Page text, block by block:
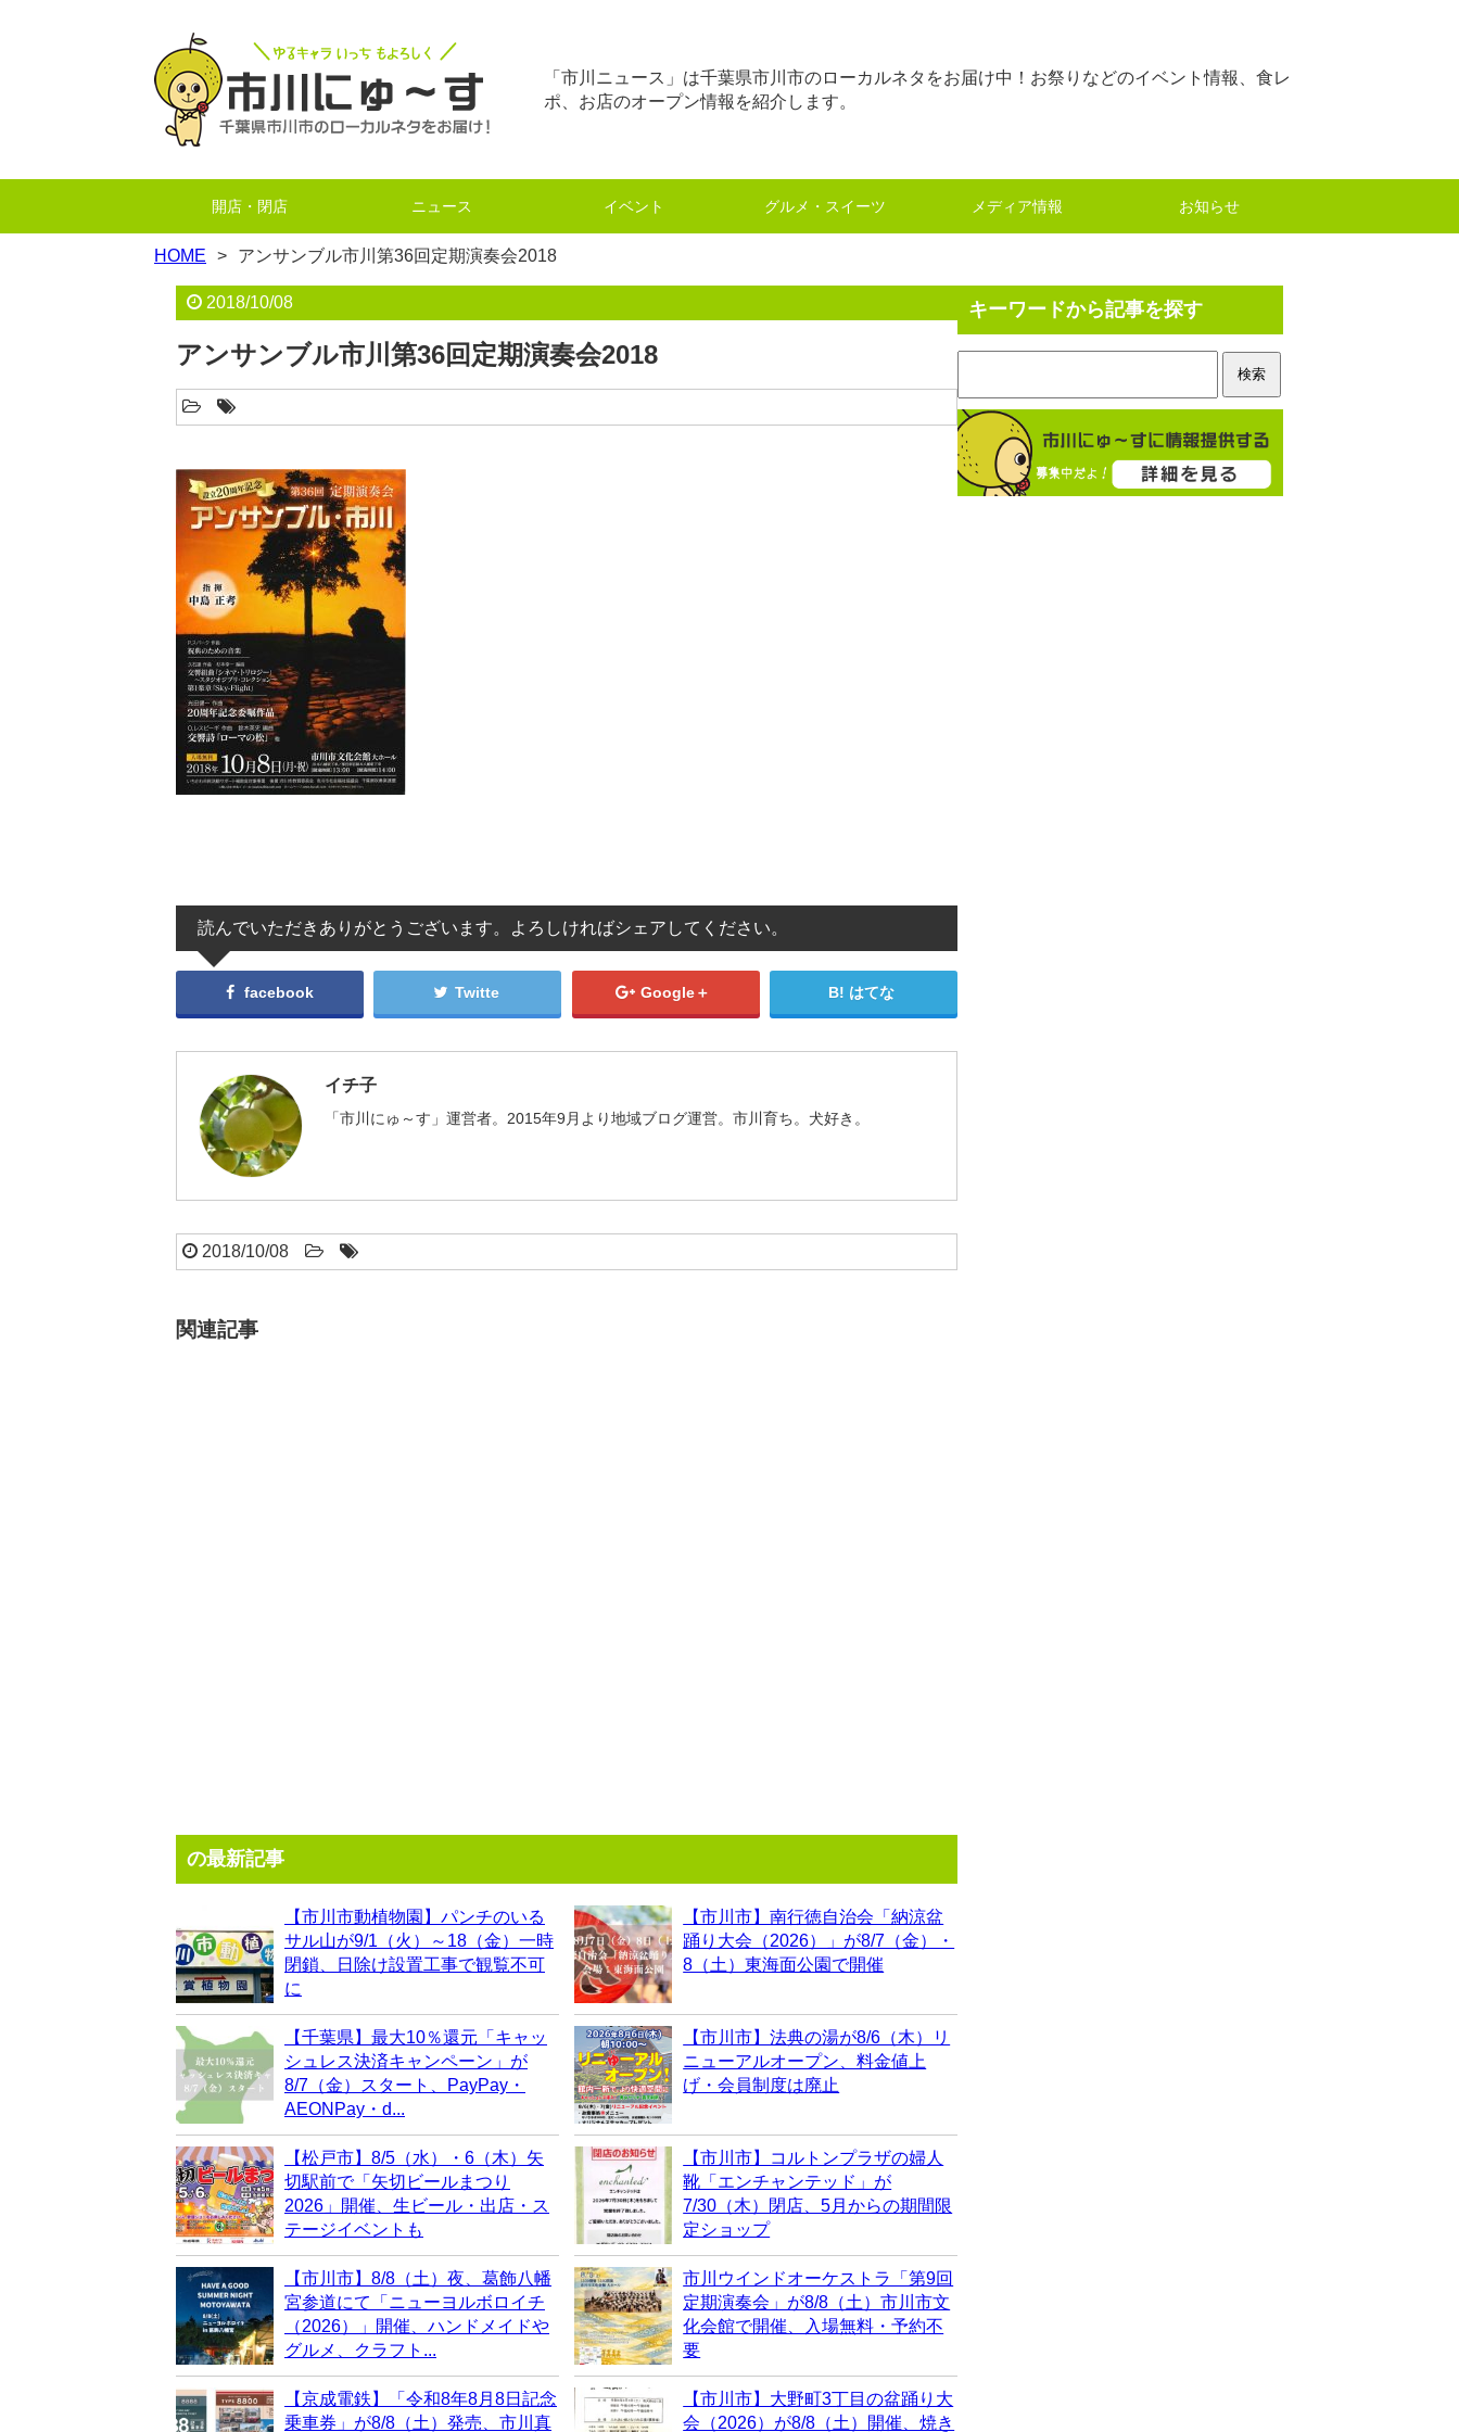
「市川ニュース」は千葉県市川市のローカルネタをお届け中！お祭りなどのイベント情報、食レ
ポ、お店のオープン情報を紹介します。
開店・閉店 ニュース イベント グルメ・スイーツ メディア情報 お知らせ
HOME アンサンブル市川第36回定期演奏会2018
2018/10/08
アンサンブル市川第36回定期演奏会2018
読んでいただきありがとうございます。よろしければシェアしてください。
facebook Twitte Google＋ はてな
イチ子
「市川にゅ～す」運営者。2015年9月より地域ブログ運営。市川育ち。犬好き。
2018/10/08
関連記事
の最新記事
【市川市動植物園】パンチのいる
サル山が9/1（火）～18（金）一時
閉鎖、日除け設置工事で観覧不可
に
【市川市】南行徳自治会「納涼盆
踊り大会（2026）」が8/7（金）・
8（土）東海面公園で開催
【千葉県】最大10％還元「キャッ
シュレス決済キャンペーン」が
8/7（金）スタート、PayPay・
AEONPay・d...
【市川市】法典の湯が8/6（木）リ
ニューアルオープン、料金値上
げ・会員制度は廃止
【松戸市】8/5（水）・6（木）矢
切駅前で「矢切ビールまつり
2026」開催、生ビール・出店・ス
テージイベントも
【市川市】コルトンプラザの婦人
靴「エンチャンテッド」が
7/30（木）閉店、5月からの期間限
定ショップ
【市川市】8/8（土）夜、葛飾八幡
宮参道にて「ニューヨルボロイチ
（2026）」開催、ハンドメイドや
グルメ、クラフト...
市川ウインドオーケストラ「第9回
定期演奏会」が8/8（土）市川市文
化会館で開催、入場無料・予約不
要
【京成電鉄】「令和8年8月8日記念
乗車券」が8/8（土）発売、市川真
【市川市】大野町3丁目の盆踊り大
会（2026）が8/8（土）開催、焼き
キーワードから記事を探す